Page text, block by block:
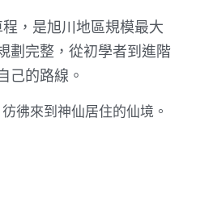
，是旭川地區規模最大
劃完整，從初學者到進階
己的路線。
彿來到神仙居住的仙境。